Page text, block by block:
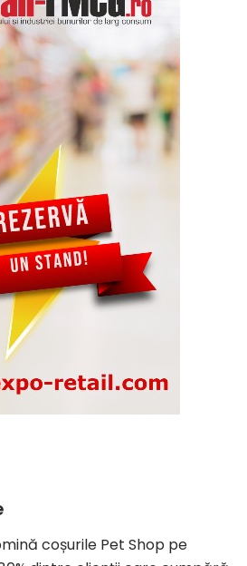
coșurile Pet Shop pe